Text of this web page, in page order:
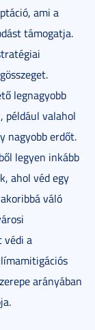
ami a
támogatja.
legnagyobb
például valahol
nagyobb erdőt.
legyen inkább
ahol véd egy
váló
védi a
arányában